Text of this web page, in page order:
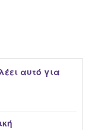
αυτό για